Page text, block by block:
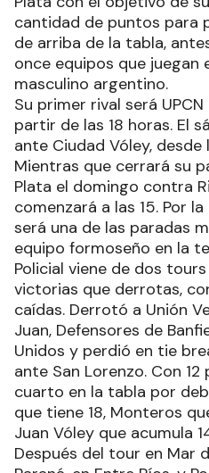
cantidad de puntos para
de arriba de la tabla,
once equipos que juegan
masculino argentino.
Su primer rival será
partir de las 18 horas. El
ante Ciudad Vóley, desde
Mientras que cerrará su
Plata el domingo contra
comenzará a las 15. Por
será una de las paradas
equipo formoseño en la
Policial viene de dos
victorias que derrotas,
caídas. Derrotó a Unión
Juan, Defensores de
Unidos y perdió en tie
ante San Lorenzo. Con
cuarto en la tabla por
que tiene 18, Monteros
Juan Vóley que acumula
Después del tour en Mar